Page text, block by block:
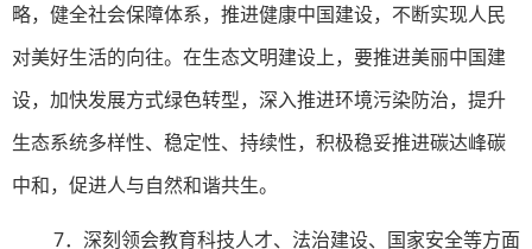
略，健全社会保障体系，推进健康中国建设，不断实现人民
对美好生活的向往。在生态文明建设上，要推进美丽中国建
设，加快发展方式绿色转型，深入推进环境污染防治，提升
生态系统多样性、稳定性、持续性，积极稳妥推进碳达峰碳
中和，促进人与自然和谐共生。
7．深刻领会教育科技人才、法治建设、国家安全等方面